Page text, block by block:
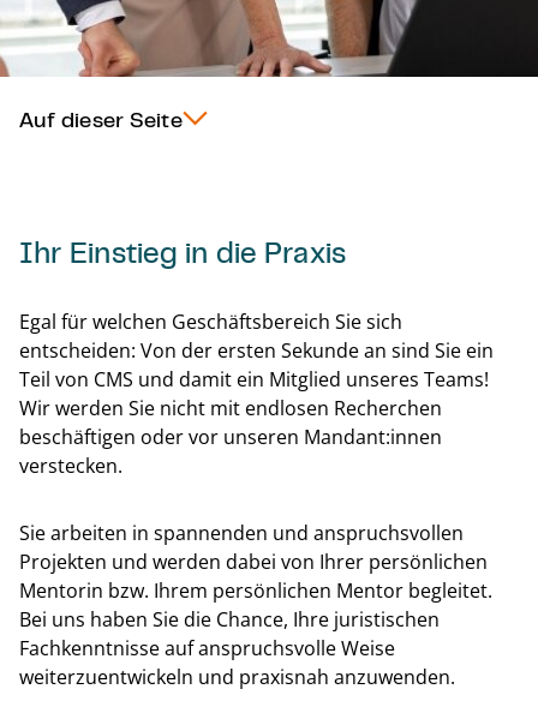
Auf dieser Seite
Ihr Einstieg in die Praxis
Egal für welchen Geschäftsbereich Sie sich
entscheiden: Von der ersten Sekunde an sind Sie ein
Teil von CMS und damit ein Mitglied unseres Teams!
Wir werden Sie nicht mit endlosen Recherchen
beschäftigen oder vor unseren Mandant:innen
verstecken.
Sie arbeiten in spannenden und anspruchsvollen
Projekten und werden dabei von Ihrer persönlichen
Mentorin bzw. Ihrem persönlichen Mentor begleitet.
Bei uns haben Sie die Chance, Ihre juristischen
Fachkenntnisse auf anspruchsvolle Weise
weiterzuentwickeln und praxisnah anzuwenden.